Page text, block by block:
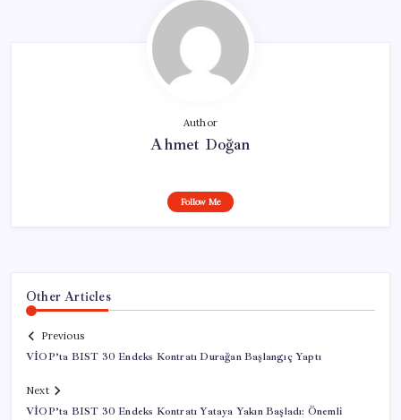
Author
Ahmet Doğan
Follow Me
Other Articles
Previous
VİOP’ta BIST 30 Endeks Kontratı Durağan Başlangıç Yaptı
Next
VİOP’ta BIST 30 Endeks Kontratı Yataya Yakın Başladı: Önemli